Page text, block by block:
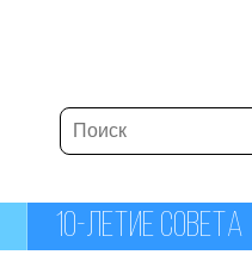
10-ЛЕТИЕ СОВЕТА